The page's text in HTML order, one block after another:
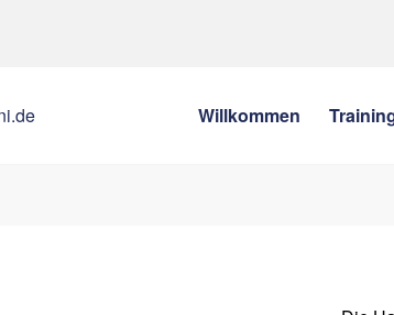
Willkommen